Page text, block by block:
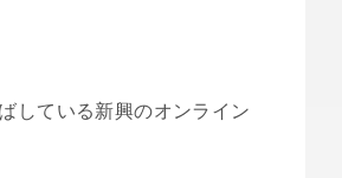
している新興のオンライン